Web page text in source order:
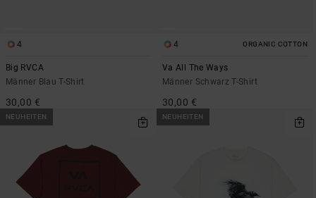
4
Big RVCA
Männer Blau T-Shirt
30,00 €
4 ORGANIC COTTON
Va All The Ways
Männer Schwarz T-Shirt
30,00 €
NEUHEITEN NEUHEITEN